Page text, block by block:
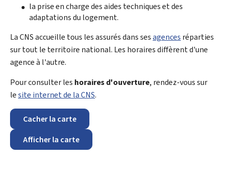
la prise en charge des aides techniques et des
adaptations du logement.
La CNS accueille tous les assurés dans sesagences réparties
sur tout le territoire national. Les horaires diffèrent d'une
agence à l'autre.
Pour consulter les horaires d'ouverture, rendez-vous sur
lesite internet de la CNS.
Cacher la carte
Afficher la carte